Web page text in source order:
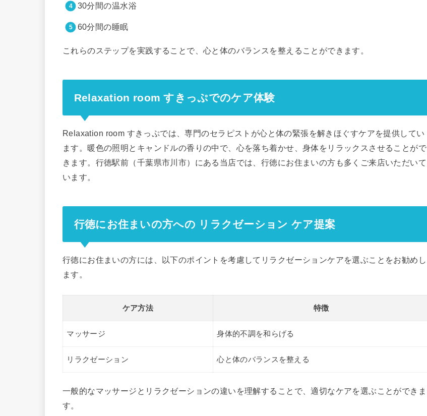
30分間の温水浴
60分間の睡眠
これらのステップを実践することで、心と体のバランスを整えることができます。
Relaxation room すきっぷでのケア体験
Relaxation room すきっぷでは、専門のセラピストが心と体の緊張を解きほぐすケアを提供してい
ます。暖色の照明とキャンドルの香りの中で、心を落ち着かせ、身体をリラックスさせることがで
きます。行徳駅前（千葉県市川市）にある当店では、行徳にお住まいの方も多くご来店いただいて
います。
行徳にお住まいの方への リラクゼーション ケア提案
行徳にお住まいの方には、以下のポイントを考慮してリラクゼーションケアを選ぶことをお勧めし
ます。
ケア方法 特徴
マッサージ 身体的不調を和らげる
リラクゼーション 心と体のバランスを整える
一般的なマッサージとリラクゼーションの違いを理解することで、適切なケアを選ぶことができま
す。